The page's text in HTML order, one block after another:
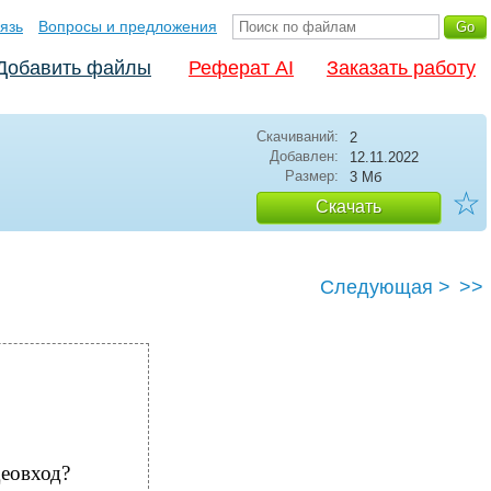
Вопросы и предложения
файлы Реферат AI Заказать работу
Скачиваний:
2
Добавлен:
12.11.2022
Размер:
3 Мб
Скачать ☆
Следующая > >>